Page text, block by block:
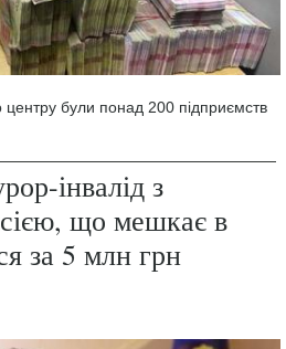
центру були понад 200 підприємств
інвалід з
що мешкає в
за 5 млн грн